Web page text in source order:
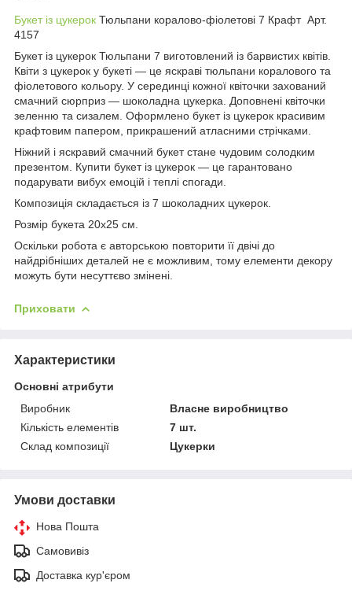
Букет із цукерок Тюльпани коралово-фіолетові 7 Крафт Арт.
4157
Букет із цукерок Тюльпани 7 виготовлений із барвистих квітів.
Квіти з цукерок у букеті — це яскраві тюльпани коралового та
фіолетового кольору. У серединці кожної квіточки захований
смачний сюрприз — шоколадна цукерка. Доповнені квіточки
зеленню та сизалем. Оформлено букет із цукерок красивим
крафтовим папером, прикрашений атласними стрічками.
Ніжний і яскравий смачний букет стане чудовим солодким
презентом. Купити букет із цукерок — це гарантовано
подарувати вибух емоцій і теплі спогади.
Композиція складається із 7 шоколадних цукерок.
Розмір букета 20х25 см.
Оскільки робота є авторською повторити її двічі до
найдрібніших деталей не є можливим, тому елементи декору
можуть бути несуттєво змінені.
Приховати
Характеристики
Основні атрибути
Виробник
Власне виробництво
Кількість елементів
7 шт.
Склад композиції
Цукерки
Умови доставки
Нова Пошта
Самовивіз
Доставка кур'єром